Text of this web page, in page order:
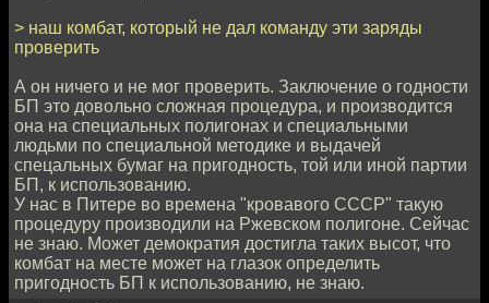
> наш комбат, который не дал команду эти заряды
проверить
А он ничего и не мог проверить. Заключение о годности
БП это довольно сложная процедура, и производится
она на специальных полигонах и специальными
людьми по специальной методике и выдачей
спецальных бумаг на пригодность, той или иной партии
БП, к использованию.
У нас в Питере во времена "кровавого СССР" такую
процедуру производили на Ржевском полигоне. Сейчас
не знаю. Может демократия достигла таких высот, что
комбат на месте может на глазок определить
пригодность БП к использованию, не знаю.